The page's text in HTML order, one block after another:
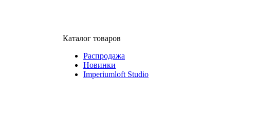
Каталог товаров
Распродажа
Новинки
Imperiumloft Studio